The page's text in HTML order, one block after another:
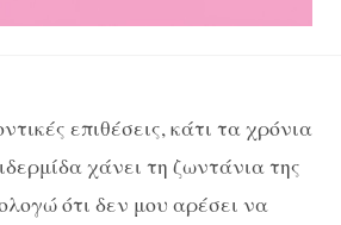
επιθέσεις, κάτι τα χρόνια
χάνει τη ζωντάνια της
ότι δεν μου αρέσει να